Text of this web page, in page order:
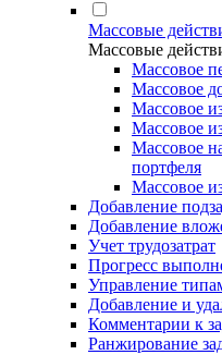
Массовые
Массовые
Массовое
Массовое
Массовое
Массовое
Массовое
портфеля
Массовое
Добавление
Добавление
Учет трудозатрат
Прогресс
Управление
Добавление и
Комментарии к
Ранжирование